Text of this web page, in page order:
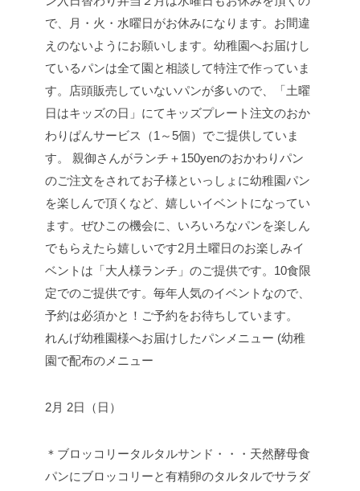
れんげ幼稚園様へお届けしたパンメニュー (幼稚
園で配布のメニュー
2月 2日（日）
＊ブロッコリータルタルサンド・・・天然酵母食
パンにブロッコリーと有精卵のタルタルでサラダ